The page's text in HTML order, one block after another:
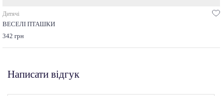
Дитячі
ВЕСЕЛІ ПТАШКИ
342 грн
Написати відгук